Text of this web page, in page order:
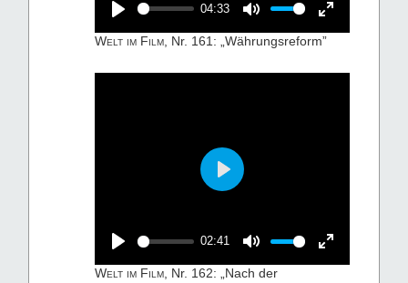
04:33
Welt im Film , Nr. 161: „Währungsreform”
02:41
Play
Welt im Film, Nr. 162: „Nach der